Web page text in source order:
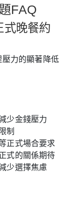
FAQ
式晚餐約
力的顯著降低
少金錢壓力
制
正式場合要求
式的關係期待
少選擇焦慮